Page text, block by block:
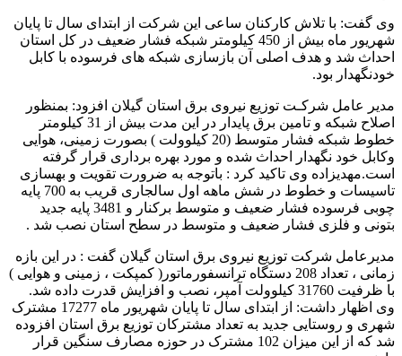
وی گفت: با تلاش کارکنان ساعی اين شركت از ابتدای سال تا پایان
شهریور ماه بیش از 450 کیلومتر شبکه فشار ضعیف در کل استان
احداث شد و هدف اصلی آن بازسازی شبکه های فرسوده با کابل
خودنگهدار بود.
مدیر عامل شرکـت توزیع نیروی برق استان گیلان افزود: بمنظور
اصلاح شبکه و تامین برق پایدار در این مدت بیش از 31 كيلومتر
خطوط شبكه فشار متوسط (20 كيلوولت ) بصورت زمینی، هوایی
وکابل خود نگهدار احداث شده و مورد بهره برداری قرار گرفته
است.مهدیزاده وی تاکید کرد : باتوجه به ضرورت تقویت و بهسازی
تاسیسات و خطوط در شش ماهه اول سالجاری قریب به 700 پایه
چوبی فرسوده فشار ضعیف و متوسط برکنار و 3481 پایه جدید
بتونی و فلزی فشار ضعیف و متوسط در سطح استان نصب شد .
مدیرعامل شرکت توزیع نیروی برق استان گیلان گفت : در این بازه
زمانی ، تعداد 208 دستگاه ترانسفورماتور( کمپکت ، زمینی و هوایی )
با ظرفيت 31760 کيلوولت آمپر، نصب و افزایش قدرت داده شد.
وی اظهار داشت: از ابتدای سال تا پایان شهریور ماه 17277 مشترک
شهری و روستایی جدید به تعداد مشترکان توزیع برق استان افزوده
شد که از این میزان 102 مشترک در حوزه مصارف سنگین قرار